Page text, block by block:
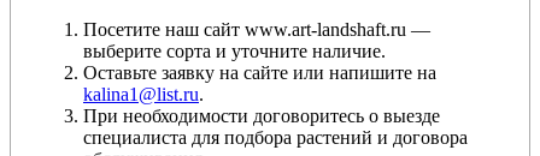
Посетите наш сайт www.art-landshaft.ru —
выберите сорта и уточните наличие.
Оставьте заявку на сайте или напишите на
kalina1@list.ru.
При необходимости договоритесь о выезде
специалиста для подбора растений и договора